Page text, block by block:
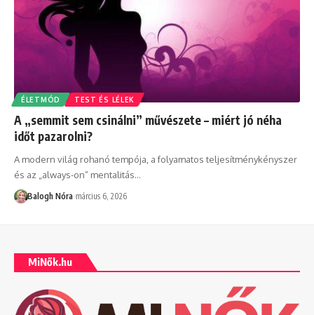
ÉLETMÓD TEST ÉS LÉLEK
A „semmit sem csinálni” művészete – miért jó néha
időt pazarolni?
A modern világ rohanó tempója, a folyamatos teljesítménykényszer
és az „always-on” mentalitás…
Balogh Nóra március 6, 2026
MiNők.hu